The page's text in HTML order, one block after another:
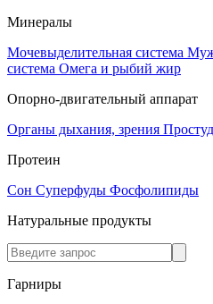
Минералы
Мочевыделительная система
система Омега и рыбий жир
Опорно-двигательный аппарат
Органы дыхания, зрения
Протеин
Сон Суперфуды Фосфолипиды
Натуральные продукты
Гарниры